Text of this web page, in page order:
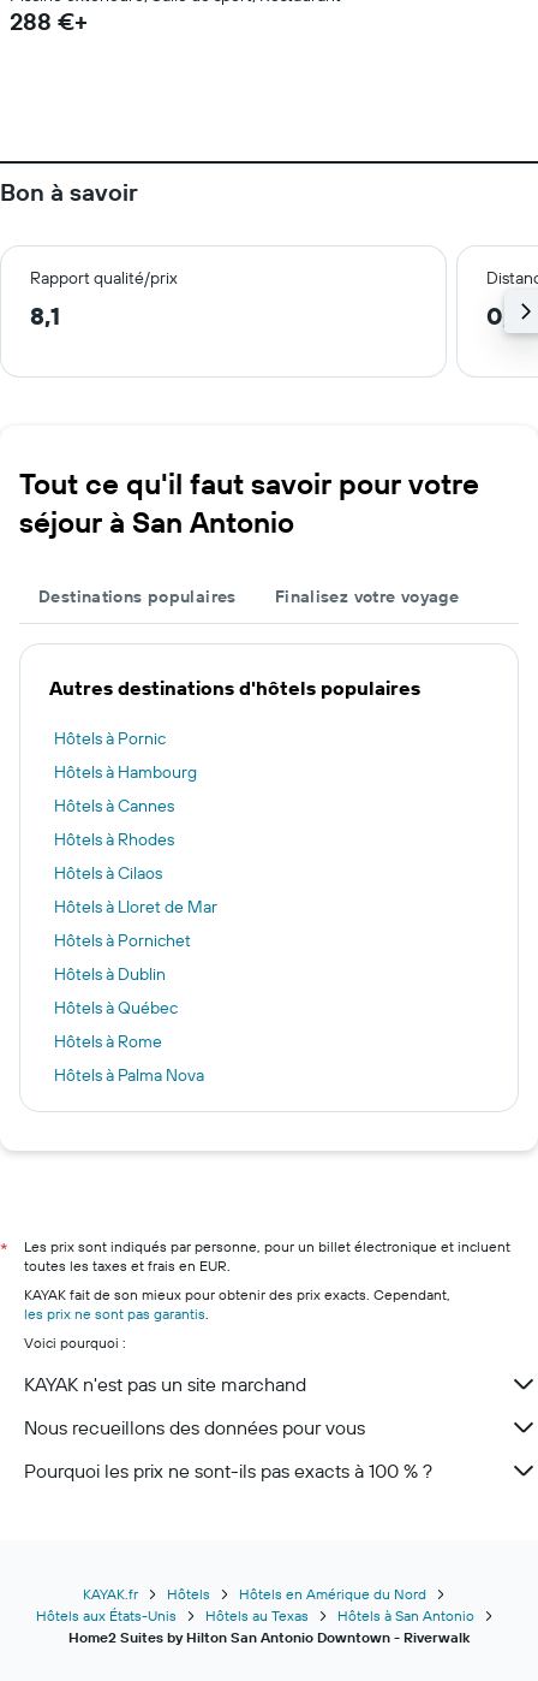
288 €+
Bon à savoir
Rapport qualité/prix
8,1 0,5
Tout ce qu'il faut savoir pour votre
séjour à San Antonio
Destinations populaires Finalisez votre voyage
Autres destinations d'hôtels populaires
Hôtels à Pornic
Hôtels à Hambourg
Hôtels à Cannes
Hôtels à Rhodes
Hôtels à Cilaos
Hôtels à Lloret de Mar
Hôtels à Pornichet
Hôtels à Dublin
Hôtels à Québec
Hôtels à Rome
Hôtels à Palma Nova
Hôtels à Barcelone
Hôtels à Marseille
Hôtels à Nice
Hôtels à Lyon
Hôtels à Deauville
Hôtels à Bordeaux
*
Les prix sont indiqués par personne, pour un billet électronique et incluent
toutes les taxes et frais en EUR.
KAYAK fait de son mieux pour obtenir des prix exacts. Cependant,
les prix ne sont pas garantis.
Voici pourquoi :
KAYAK n'est pas un site marchand
Nous recueillons des données pour vous
Pourquoi les prix ne sont-ils pas exacts à 100 % ?
KAYAK.fr Hôtels
Hôtels en Amérique du Nord
Hôtels aux États-Unis
Hôtels au Texas
Hôtels à San Antonio
Home2 Suites by Hilton San Antonio Downtown - Riverwalk